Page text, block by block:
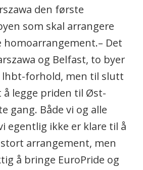
den første
som skal arrangere
homoarrangement.– Det
og Belfast, to byer
lhbt-forhold, men til slutt
å legge priden til Øst-
gang. Både vi og alle
egentlig ikke er klare til å
arrangement, men
å bringe EuroPride og